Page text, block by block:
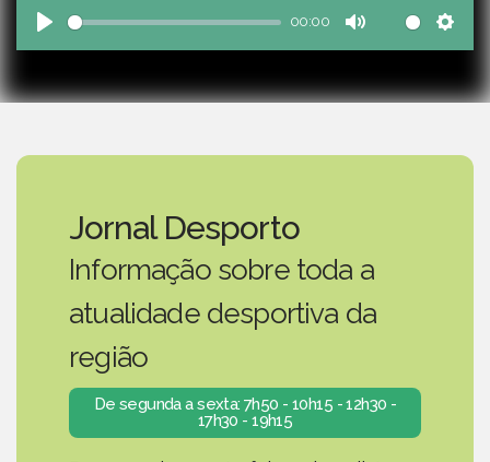
Play
00:00
Mute
Jornal Desporto
Informação sobre toda a
atualidade desportiva da
região
De segunda a sexta: 7h50 - 10h15 - 12h30 -
17h30 - 19h15